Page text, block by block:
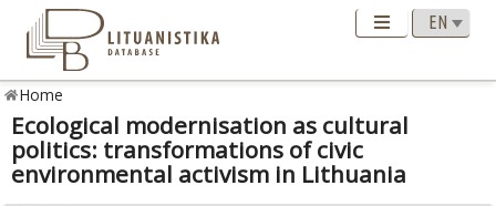
Home
Ecological modernisation as cultural
politics: transformations of civic
environmental activism in Lithuania